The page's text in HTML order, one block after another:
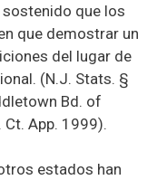
sostenido que los
que demostrar un
del lugar de
(N.J. Stats. §
Bd. of
Ct. App. 1999).
estados han